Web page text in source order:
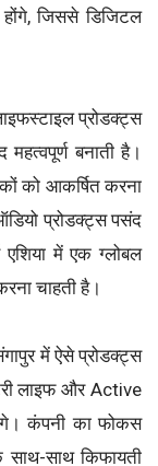
जिससे डिजिटल
प्रोडक्ट्स
बनाती है।
को आकर्षित करना
प्रोडक्ट्स पसंद
में एक ग्लोबल
चाहती है।
में ऐसे प्रोडक्ट्स
लाइफ और Active
कंपनी का फोकस
साथ किफायती